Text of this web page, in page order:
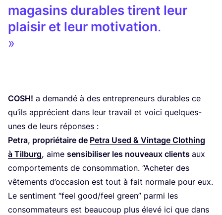
maga­sins durables tirent leur
plai­sir et leur moti­va­tion.
COSH! a deman­dé à des entre­pre­neurs durables ce
qu’ils appré­cient dans leur tra­vail et voi­ci quelques-
unes de leurs réponses :
Petra, pro­prié­taire de Petra Used & Vin­tage Clo­thing
à Til­burg, aime sen­si­bi­li­ser les nou­veaux clients aux
com­por­te­ments de consom­ma­tion. “Ache­ter des
vête­ments d’oc­ca­sion est tout à fait nor­male pour eux.
Le sen­ti­ment “feel good/​feel green” par­mi les
consom­ma­teurs est beau­coup plus éle­vé ici que dans